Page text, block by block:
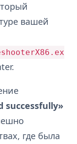
вашей
successfully»
где была